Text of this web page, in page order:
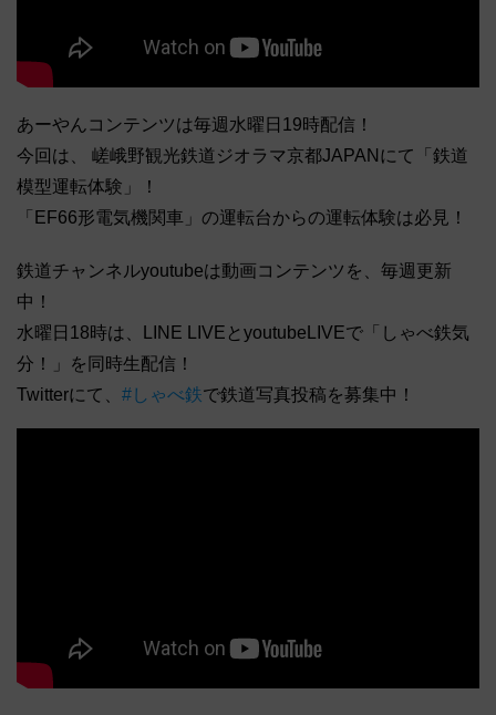
あーやんコンテンツは毎週水曜日19時配信！
今回は、 嵯峨野観光鉄道ジオラマ京都JAPANにて「鉄道
模型運転体験」！
「EF66形電気機関車」の運転台からの運転体験は必見！
鉄道チャンネルyoutubeは動画コンテンツを、毎週更新
中！
水曜日18時は、LINE LIVEとyoutubeLIVEで「しゃべ鉄気
分！」を同時生配信！
Twitterにて、 #しゃべ鉄で鉄道写真投稿を募集中！